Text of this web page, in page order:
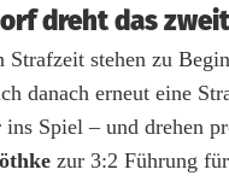
dreht das
Strafzeit stehen zu
danach erneut eine
ins Spiel – und drehen
zur 3:2 Führung